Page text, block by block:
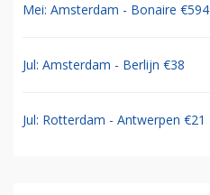
Mei: Amsterdam - Bonaire €594
Jul: Amsterdam - Berlijn €38
Jul: Rotterdam - Antwerpen €21